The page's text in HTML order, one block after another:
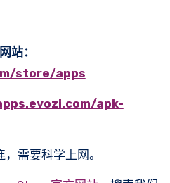
站：
store/apps
apk-
需要科学上网。